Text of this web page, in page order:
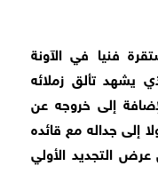
فنيا في الآونة
يشهد تألق زملائه
إلى خروجه عن
إلى جداله مع قائده
التجديد الأولي